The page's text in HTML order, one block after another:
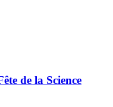
de la Science